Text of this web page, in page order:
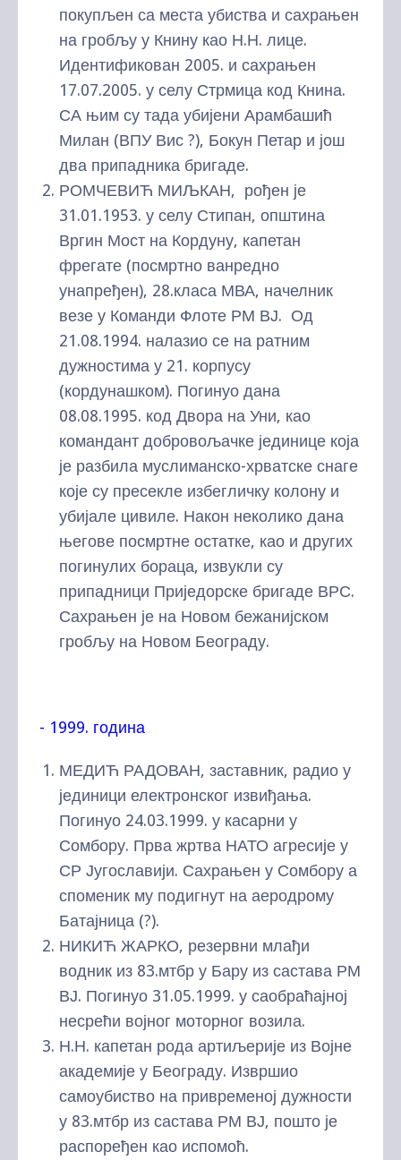
покупљен са места убиства и сахрањен
на гробљу у Книну као Н.Н. лице.
Идентификован 2005. и сахрањен
17.07.2005. у селу Стрмица код Книна.
СА њим су тада убијени Арамбашић
Милан (ВПУ Вис ?), Бокун Петар и још
два припадника бригаде.
РОМЧЕВИЋ МИЉКАН, рођен је
31.01.1953. у селу Стипан, општина
Вргин Мост на Кордуну, капетан
фрегате (посмртно ванредно
унапређен), 28.класа МВА, начелник
везе у Команди Флоте РМ ВЈ. Од
21.08.1994. налазио се на ратним
дужностима у 21. корпусу
(кордунашком). Погинуо дана
08.08.1995. код Двора на Уни, као
командант добровољачке јединице која
је разбила муслиманско-хрватске снаге
које су пресекле избегличку колону и
убијале цивиле. Након неколико дана
његове посмртне остатке, као и других
погинулих бораца, извукли су
припадници Приједорске бригаде ВРС.
Сахрањен је на Новом бежанијском
гробљу на Новом Београду.
- 1999. година
МЕДИЋ РАДОВАН, заставник, радио у
јединици електронског извиђања.
Погинуо 24.03.1999. у касарни у
Сомбору. Прва жртва НАТО агресије у
СР Југославији. Сахрањен у Сомбору а
споменик му подигнут на аеродрому
Батајница (?).
НИКИЋ ЖАРКО, резервни млађи
водник из 83.мтбр у Бару из састава РМ
ВЈ. Погинуо 31.05.1999. у саобраћајној
несрећи војног моторног возила.
Н.Н. капетан рода артиљерије из Војне
академије у Београду. Извршио
самоубиство на привременој дужности
у 83.мтбр из састава РМ ВЈ, пошто је
распоређен као испомоћ.